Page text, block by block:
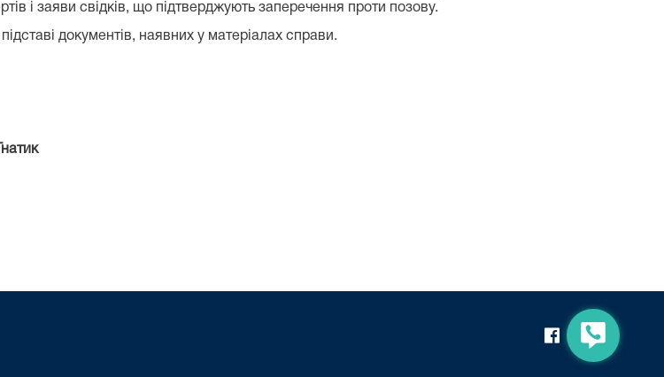
і заяви свідків, що підтверджують заперечення проти позову.
документів, наявних у матеріалах справи.